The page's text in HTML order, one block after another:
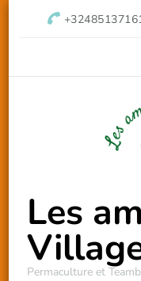
Les
Permaculture et